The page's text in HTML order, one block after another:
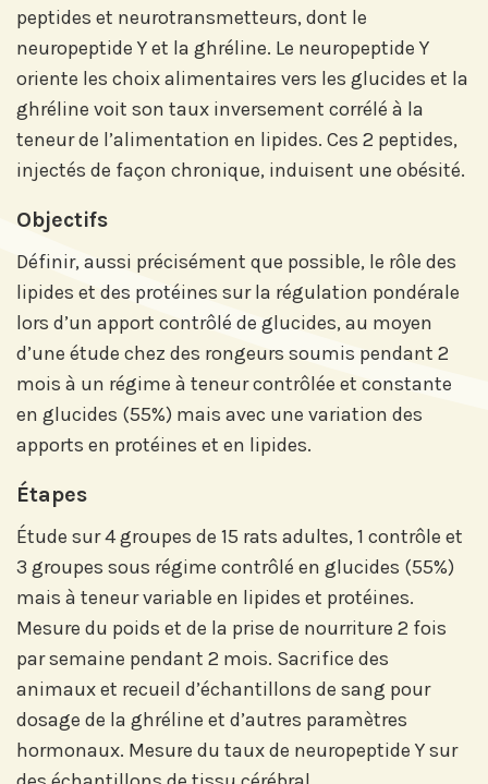
peptides et neurotransmetteurs, dont le
neuropeptide Y et la ghréline. Le neuropeptide Y
oriente les choix alimentaires vers les glucides et la
ghréline voit son taux inversement corrélé à la
teneur de l’alimentation en lipides. Ces 2 peptides,
injectés de façon chronique, induisent une obésité.
Objectifs
Définir, aussi précisément que possible, le rôle des
lipides et des protéines sur la régulation pondérale
lors d’un apport contrôlé de glucides, au moyen
d’une étude chez des rongeurs soumis pendant 2
mois à un régime à teneur contrôlée et constante
en glucides (55%) mais avec une variation des
apports en protéines et en lipides.
Étapes
Étude sur 4 groupes de 15 rats adultes, 1 contrôle et
3 groupes sous régime contrôlé en glucides (55%)
mais à teneur variable en lipides et protéines.
Mesure du poids et de la prise de nourriture 2 fois
par semaine pendant 2 mois. Sacrifice des
animaux et recueil d’échantillons de sang pour
dosage de la ghréline et d’autres paramètres
hormonaux. Mesure du taux de neuropeptide Y sur
Abonnez-vous à notre compte
LinkedIn pour suivre nos actualités,
événements et les avancées de
l'Institut.